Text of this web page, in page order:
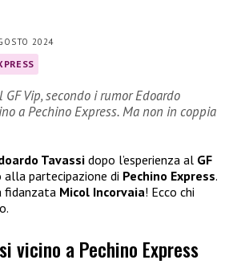
2024
GF Vip, secondo i rumor Edoardo
a Pechino Express. Ma non in coppia
Tavassi dopo l’esperienza al GF
alla partecipazione di Pechino Express.
fidanzata Micol Incorvaia! Ecco chi
vicino a Pechino Express